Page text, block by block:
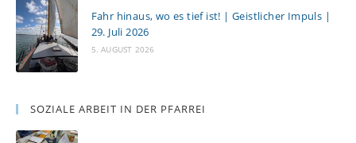
Fahr hinaus, wo es tief ist! | Geistlicher Impuls |
29. Juli 2026
5. AUGUST 2026
SOZIALE ARBEIT IN DER PFARREI